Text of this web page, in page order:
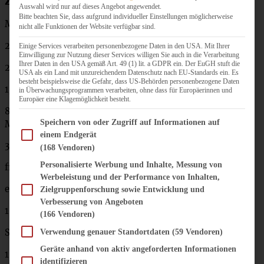
Menge für ca. 6 runde Pizzen á 30 cm:
2 EL Olivenöl
2 Knoblauchzehen
1/2 Zwiebel
800 g ganze Tomaten aus der Dose (ich empfehle San
Marzano-Tomaten)
3 El Tomatenmark
frisch gemahlener Pfeffer nach Belieben
ein paar Chiliflocken nach Belieben
1 EL Zucker
Salz
1 EL getrockneter Oregano
Auswahl wird nur auf dieses Angebot angewendet.
Bitte beachten Sie, dass aufgrund individueller Einstellungen möglicherweise
nicht alle Funktionen der Website verfügbar sind.
Einige Services verarbeiten personenbezogene Daten in den USA. Mit Ihrer
Einwilligung zur Nutzung dieser Services willigen Sie auch in die Verarbeitung
Ihrer Daten in den USA gemäß Art. 49 (1) lit. a GDPR ein. Der EuGH stuft die
USA als ein Land mit unzureichendem Datenschutz nach EU-Standards ein. Es
besteht beispielsweise die Gefahr, dass US-Behörden personenbezogene Daten
in Überwachungsprogrammen verarbeiten, ohne dass für Europäerinnen und
Europäer eine Klagemöglichkeit besteht.
Im Folgenden finden Sie eine Liste der Zwecke des IAB Transparency and Consent
Speichern von oder Zugriff auf Informationen auf
einem Endgerät
(168 Vendoren)
Personalisierte Werbung und Inhalte, Messung von
Werbeleistung und der Performance von Inhalten,
Zielgruppenforschung sowie Entwicklung und
Verbesserung von Angeboten
(166 Vendoren)
Verwendung genauer Standortdaten (59 Vendoren)
Geräte anhand von aktiv angeforderten Informationen
identifizieren